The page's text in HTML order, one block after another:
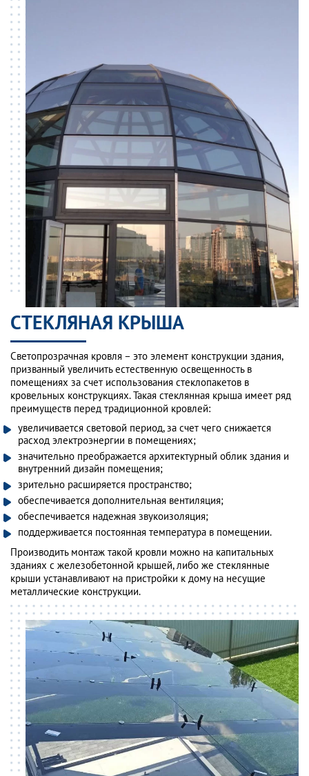
СТЕКЛЯНАЯ КРЫША
Светопрозрачная кровля – это элемент конструкции здания,
призванный увеличить естественную освещенность в
помещениях за счет использования стеклопакетов в
кровельных конструкциях. Такая стеклянная крыша имеет ряд
преимуществ перед традиционной кровлей:
увеличивается световой период, за счет чего снижается
расход электроэнергии в помещениях;
значительно преображается архитектурный облик здания и
внутренний дизайн помещения;
зрительно расширяется пространство;
обеспечивается дополнительная вентиляция;
обеспечивается надежная звукоизоляция;
поддерживается постоянная температура в помещении.
Производить монтаж такой кровли можно на капитальных
зданиях с железобетонной крышей, либо же стеклянные
крыши устанавливают на пристройки к дому на несущие
металлические конструкции.